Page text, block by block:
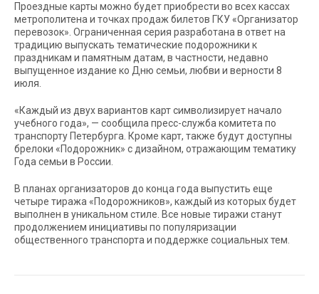
Проездные карты можно будет приобрести во всех кассах
метрополитена и точках продаж билетов ГКУ «Организатор
перевозок». Ограниченная серия разработана в ответ на
традицию выпускать тематические подорожники к
праздникам и памятным датам, в частности, недавно
выпущенное издание ко Дню семьи, любви и верности 8
июля.
«Каждый из двух вариантов карт символизирует начало
учебного года», — сообщила пресс-служба комитета по
транспорту Петербурга. Кроме карт, также будут доступны
брелоки «Подорожник» с дизайном, отражающим тематику
Года семьи в России.
В планах организаторов до конца года выпустить еще
четыре тиража «Подорожников», каждый из которых будет
выполнен в уникальном стиле. Все новые тиражи станут
продолжением инициативы по популяризации
общественного транспорта и поддержке социальных тем.